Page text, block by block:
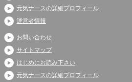
元気ナースの詳細プロフィール
運営者情報
お問い合わせ
サイトマップ
はじめにお読み下さい
元気ナースの詳細プロフィール